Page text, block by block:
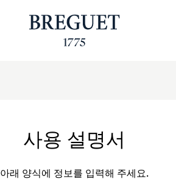
사용 설명서
아래 양식에 정보를 입력해 주세요.